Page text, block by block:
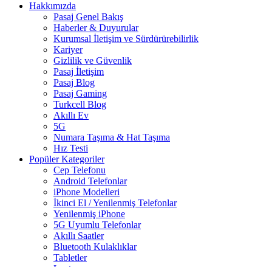
Hakkımızda
Pasaj Genel Bakış
Haberler & Duyurular
Kurumsal İletişim ve Sürdürürebilirlik
Kariyer
Gizlilik ve Güvenlik
Pasaj İletişim
Pasaj Blog
Pasaj Gaming
Turkcell Blog
Akıllı Ev
5G
Numara Taşıma & Hat Taşıma
Hız Testi
Popüler Kategoriler
Cep Telefonu
Android Telefonlar
iPhone Modelleri
İkinci El / Yenilenmiş Telefonlar
Yenilenmiş iPhone
5G Uyumlu Telefonlar
Akıllı Saatler
Bluetooth Kulaklıklar
Tabletler